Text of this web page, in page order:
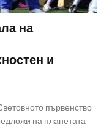
на
и
първенство
на планетата